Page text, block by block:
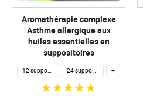
Aromathérapie complexe
Asthme allergique aux
huiles essentielles en
suppositoires
12 suppositoires pour adulte 24 suppositoires adulte +